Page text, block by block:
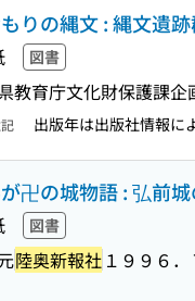
りの縄文 : 縄文遺
図書
教育庁文化財保護課企
出版年は出版社情報に
卍の城物語 : 弘前
図書
陸奥新報社 １９９６．